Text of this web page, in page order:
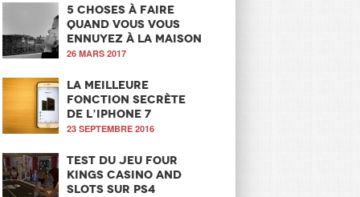
5 choses à faire
quand vous vous
ennuyez à la maison
26 MARS 2017
La meilleure
fonction secrète
de l’iPhone 7
23 SEPTEMBRE 2016
Test du jeu Four
Kings Casino and
Slots sur PS4